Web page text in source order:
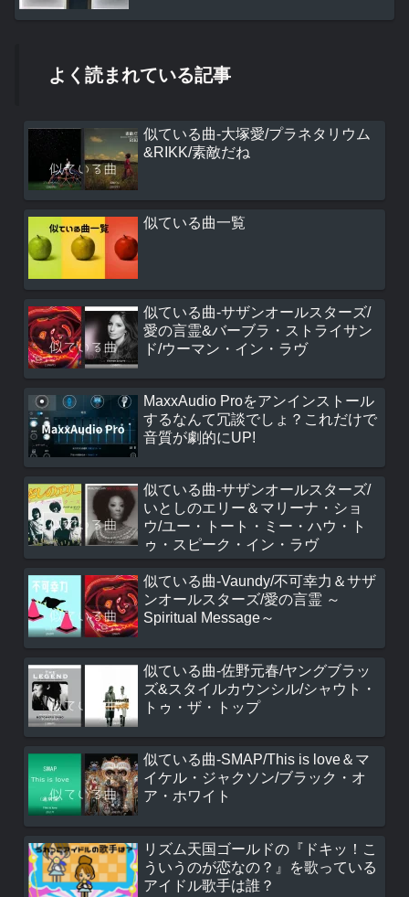
よく読まれている記事
似ている曲-大塚愛/プラネタリウム
&RIKK/素敵だね
似ている曲一覧
似ている曲-サザンオールスターズ/
愛の言霊&バーブラ・ストライサン
ド/ウーマン・イン・ラヴ
MaxxAudio Proをアンインストール
するなんて冗談でしょ？これだけで
音質が劇的にUP!
似ている曲-サザンオールスターズ/
いとしのエリー＆マリーナ・ショ
ウ/ユー・トート・ミー・ハウ・ト
ゥ・スピーク・イン・ラヴ
似ている曲-Vaundy/不可幸力＆サザ
ンオールスターズ/愛の言霊 ～
Spiritual Message～
似ている曲-佐野元春/ヤングブラッ
ズ&スタイルカウンシル/シャウト・
トゥ・ザ・トップ
似ている曲-SMAP/This is love＆マ
イケル・ジャクソン/ブラック・オ
ア・ホワイト
リズム天国ゴールドの『ドキッ！こ
ういうのが恋なの？』を歌っている
アイドル歌手は誰？